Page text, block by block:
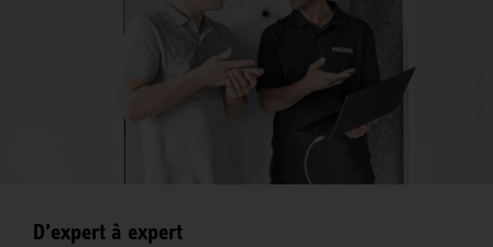
D’expert à expert